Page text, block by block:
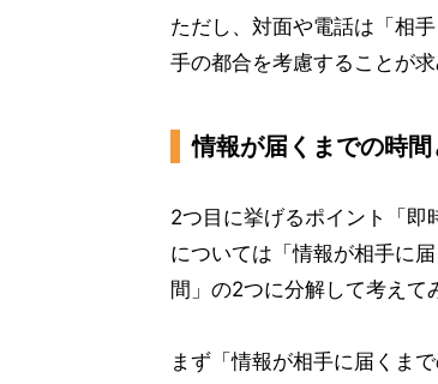
ただし、対面や電話は「相
手の都合を考慮することが
情報が届くまでの時
2つ目に挙げるポイント「即
については「情報が相手に
間」の2つに分解して考えて
まず「情報が相手に届くま